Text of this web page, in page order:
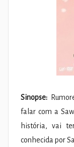
Sinopse:
falar com a
história, vai
conhecida por